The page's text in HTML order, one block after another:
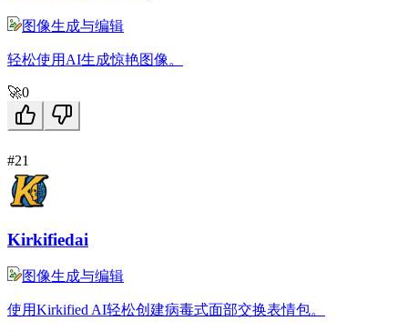
图像生成与编辑
轻松使用AI生成惊艳图像。
🚀0
#21
Kirkifiedai
图像生成与编辑
使用Kirkified AI轻松创建病毒式面部交换表情包。